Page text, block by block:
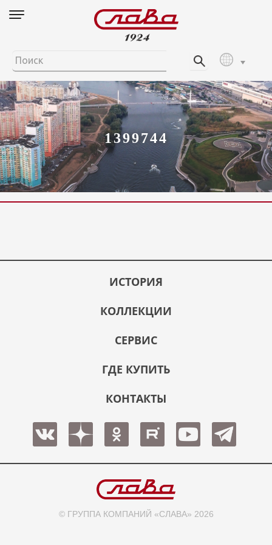
1399744
ИСТОРИЯ
КОЛЛЕКЦИИ
СЕРВИС
ГДЕ КУПИТЬ
КОНТАКТЫ
© ГРУППА КОМПАНИЙ «СЛАВА» 2026